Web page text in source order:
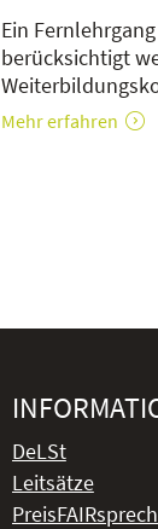
Ein
berücksichtigt
Mehr erfahren
DeLSt
Leitsätze